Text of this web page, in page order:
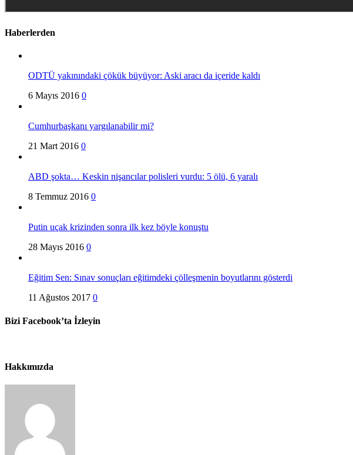
Haberlerden
ODTÜ yakınındaki çökük büyüyor: Aski aracı da içeride kaldı
6 Mayıs 2016 0
Cumhurbaşkanı yargılanabilir mi?
21 Mart 2016 0
ABD şokta… Keskin nişancılar polisleri vurdu: 5 ölü, 6 yaralı
8 Temmuz 2016 0
Putin uçak krizinden sonra ilk kez böyle konuştu
28 Mayıs 2016 0
Eğitim Sen: Sınav sonuçları eğitimdeki çölleşmenin boyutlarını gösterdi
11 Ağustos 2017 0
Bizi Facebook’ta İzleyin
Hakkımızda